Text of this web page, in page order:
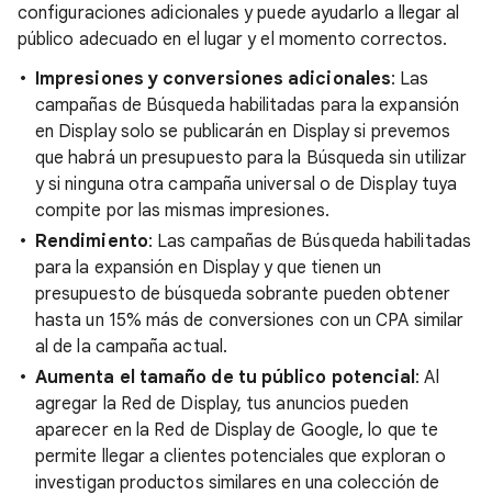
configuraciones adicionales y puede ayudarlo a llegar al
público adecuado en el lugar y el momento correctos.
Impresiones y conversiones adicionales: Las
campañas de Búsqueda habilitadas para la expansión
en Display solo se publicarán en Display si prevemos
que habrá un presupuesto para la Búsqueda sin utilizar
y si ninguna otra campaña universal o de Display tuya
compite por las mismas impresiones.
Rendimiento: Las campañas de Búsqueda habilitadas
para la expansión en Display y que tienen un
presupuesto de búsqueda sobrante pueden obtener
hasta un 15% más de conversiones con un CPA similar
al de la campaña actual.
Aumenta el tamaño de tu público potencial: Al
agregar la Red de Display, tus anuncios pueden
aparecer en la Red de Display de Google, lo que te
permite llegar a clientes potenciales que exploran o
investigan productos similares en una colección de